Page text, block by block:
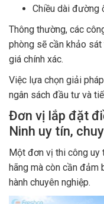
Chiều dài đường
Thông thường, các
phòng sẽ cần khảo
giá chính xác.
Việc lựa chọn giải
ngân sách đầu tư và
Đơn vị lắp đặt
Ninh uy tín,
Một đơn vị thi công uy
hãng mà còn cần đảm
hành chuyên nghiệp.